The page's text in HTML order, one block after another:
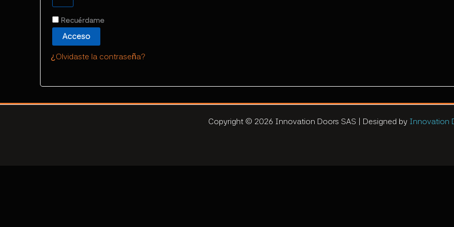
Recuérdame
Acceso
¿Olvidaste la contraseña?
Copyright © 2026 Innovation Doors SAS | Designed by Innovation